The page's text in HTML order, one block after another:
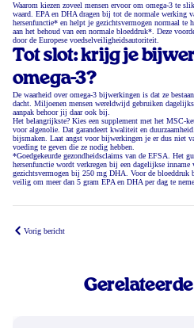
Waarom kiezen zoveel mensen ervoor om omega-3 te
waard. EPA en DHA dragen bij tot de normale werking
hersenfunctie* en helpt je gezichtsvermogen normaal
aan het behoud van een normale bloeddruk*. Deze
door de Europese voedselveiligheidsautoriteit.
Tot slot: krijg je
omega-3?
De waarheid over omega-3 bijwerkingen is dat ze
dacht. Miljoenen mensen wereldwijd gebruiken
aanpak behoor jij daar ook bij.
Het belangrijkste? Kies een supplement met het MSC-
voor algenolie. Dat garandeert kwaliteit en
bijsmaken. Laat angst voor bijwerkingen je er dus niet
voeding te geven die ze nodig hebben.
*Goedgekeurde gezondheidsclaims van de EFSA. Het
hersenfunctie wordt verkregen bij een dagelijkse
gezichtsvermogen bij 250 mg DHA. Voor de bloeddruk
veilig om meer dan 5 gram EPA en DHA per dag te
Vorig bericht